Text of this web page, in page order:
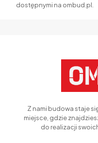
dostępnymi na ombud.pl.
Z nami budowa staje
miejsce, gdzie
do realizacji